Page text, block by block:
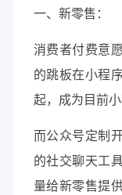
一、新零售：
消费者付费意
的跳板在小程
起，成为目前
而公众号定制
的社交聊天工
量给新零售提